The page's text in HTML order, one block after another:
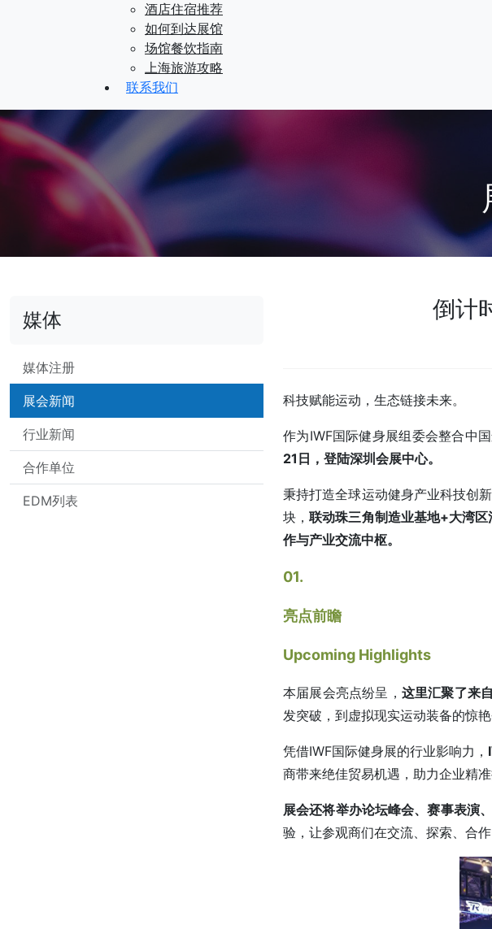
酒店住宿推荐
如何到达展馆
场馆餐饮指南
上海旅游攻略
联系我们
媒体
媒体注册
展会新闻
行业新闻
合作单位
EDM列表
倒计
科技赋能运动，生态链接未来。
作为IWF国际健身展组委会整合中
21日，登陆深圳会展中心。
秉持打造全球运动健身产业科技创
块，联动珠三角制造业基地+大湾
作与产业交流中枢。
01.
亮点前瞻
Upcoming Highlights
本届展会亮点纷呈， 这里汇聚了来
发突破，到虚拟现实运动装备的惊
凭借IWF国际健身展的行业影响力，
商带来绝佳贸易机遇，助力企业精
展会还将举办论坛峰会、赛事表演
验，让参观商们在交流、探索、合